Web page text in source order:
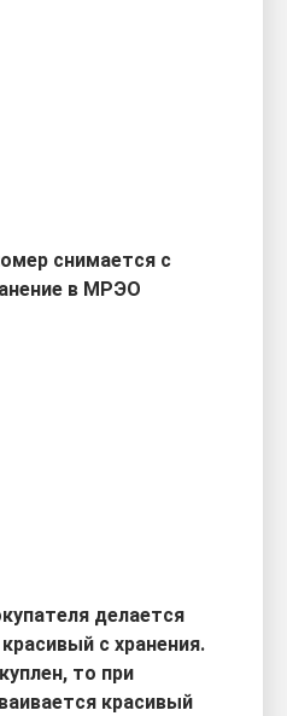
снимается с
в МРЭО
делается
с хранения.
то при
красивый